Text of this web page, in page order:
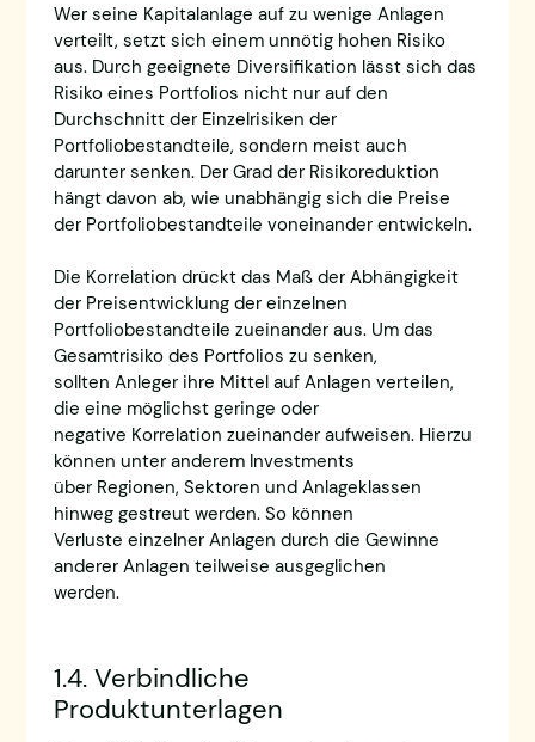
Wer seine Kapitalanlage auf zu wenige Anlagen
verteilt, setzt sich einem unnötig hohen Risiko
aus. Durch geeignete Diversifikation lässt sich das
Risiko eines Portfolios nicht nur auf den
Durchschnitt der Einzelrisiken der
Portfoliobestandteile, sondern meist auch
darunter senken. Der Grad der Risikoreduktion
hängt davon ab, wie unabhängig sich die Preise
der Portfoliobestandteile voneinander entwickeln.
Die Korrelation drückt das Maß der Abhängigkeit
der Preisentwicklung der einzelnen
Portfoliobestandteile zueinander aus. Um das
Gesamtrisiko des Portfolios zu senken,
sollten Anleger ihre Mittel auf Anlagen verteilen,
die eine möglichst geringe oder
negative Korrelation zueinander aufweisen. Hierzu
können unter anderem Investments
über Regionen, Sektoren und Anlageklassen
hinweg gestreut werden. So können
Verluste einzelner Anlagen durch die Gewinne
anderer Anlagen teilweise ausgeglichen
werden.
1.4. Verbindliche
Produktunterlagen